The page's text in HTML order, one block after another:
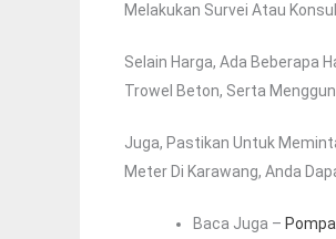
Melakukan Survei Atau
Selain Harga, Ada Beberapa
Trowel Beton, Serta
Juga, Pastikan Untuk
Meter Di Karawang, Anda
Baca Juga –